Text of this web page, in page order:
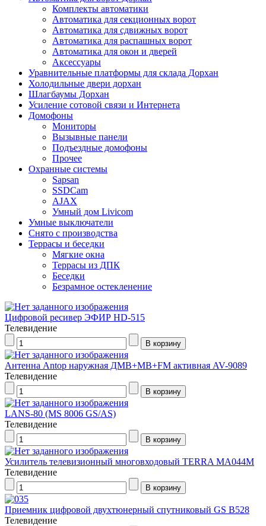
Комплекты автоматики
Автоматика для секционных ворот
Автоматика для сдвижных ворот
Автоматика для распашных ворот
Автоматика для окон и дверей
Аксессуары
Уравнительные платформы для склада Дорхан
Холодильные двери дорхан
Шлагбаумы Дорхан
Усиление сотовой связи и Интернета
Домофоны
Мониторы
Вызывные панели
Подъездные домофоны
Прочее
Охранные системы
Sapsan
SSDCam
AJAX
Умный дом Livicom
Умные выключатели
Снято с производства
Террасы и беседки
Мягкие окна
Террасы из ДПК
Беседки
Безрамное остекленение
Цифровой ресивер ЭФИР HD-515
Телевидение
Антенна Antop наружная ДМВ+МВ+FM активная AV-9089
Телевидение
LANS-80 (MS 8006 GS/AS)
Телевидение
Усилитель телевизионный многовходовый TERRA MA044M
Телевидение
Приемник цифровой двухтюнерный спутниковый GS B528
Телевидение